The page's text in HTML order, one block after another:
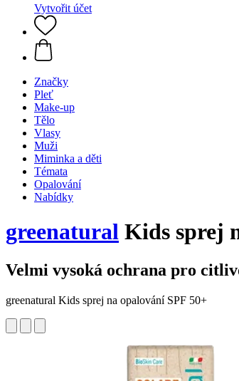
Vytvořit účet
Značky
Pleť
Make-up
Tělo
Vlasy
Muži
Miminka a děti
Témata
Opalování
Nabídky
greenatural Kids sprej
Velmi vysoká ochrana pro
greenatural Kids sprej na opalování SPF 50+